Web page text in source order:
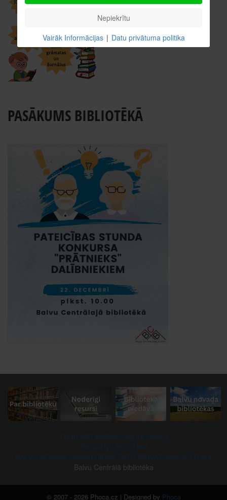
PASĀKUMS BIBLIOTĒKĀ
Balvu Centrālā bibliotēka
© 2007 - 2026 Phoca.cz | Designed by Phoca
Nepiekrītu
Vairāk Informācijas | Datu privātuma politika